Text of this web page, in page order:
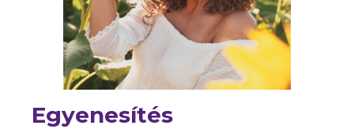
Egyenesítés